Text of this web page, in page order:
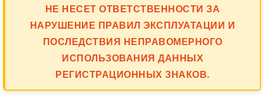
НЕ НЕСЕТ ОТВЕТСТВЕННОСТИ ЗА
НАРУШЕНИЕ ПРАВИЛ ЭКСПЛУАТАЦИИ И
ПОСЛЕДСТВИЯ НЕПРАВОМЕРНОГО
ИСПОЛЬЗОВАНИЯ ДАННЫХ
РЕГИСТРАЦИОННЫХ ЗНАКОВ.